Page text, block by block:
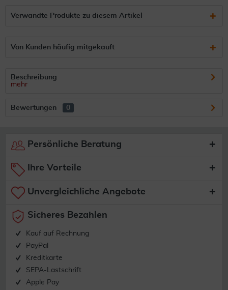
Verwandte Produkte zu diesem Artikel
Von Kunden häufig mitgekauft
Beschreibung
mehr
Bewertungen 0
Persönliche Beratung
Ihre Vorteile
Unvergleichliche Angebote
Sicheres Bezahlen
Kauf auf Rechnung
PayPal
Kreditkarte
SEPA-Lastschrift
Apple Pay